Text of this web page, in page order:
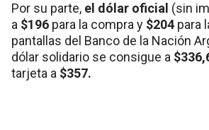
Por su parte, el dólar oficial (sin
a $196 para la compra y $204 para
pantallas del Banco de la Nación
dólar solidario se consigue a
tarjeta a $357.